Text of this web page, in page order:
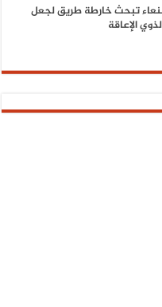
تبحث خارطة طريق لجعل
الإعاقة